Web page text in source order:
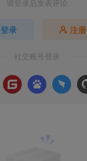
请登录后发表评论
登录 注册
社交账号登录